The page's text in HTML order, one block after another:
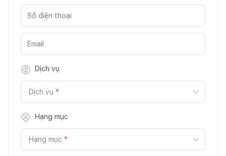
Dịch vụ
Dịch vụ *
Hạng mục
Hạng mục *